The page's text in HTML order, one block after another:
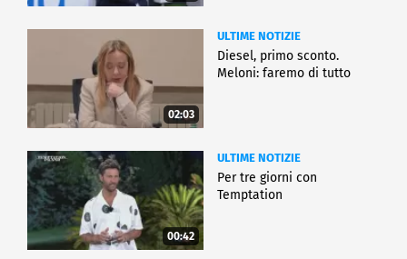
02:03
ULTIME NOTIZIE
Diesel, primo sconto.
Meloni: faremo di tutto
00:42
ULTIME NOTIZIE
Per tre giorni con
Temptation